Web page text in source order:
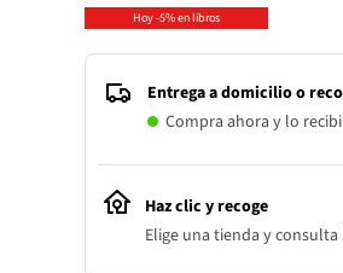
Hoy -5% en libros
Entrega a domicilio o
Compra ahora y lo
Haz clic y recoge
Elige una tienda y